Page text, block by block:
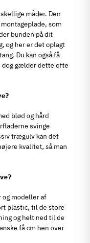
måder. Den
som
bunden på dit
og her er det oplagt
Du kan også få
dog gælder dette ofte
blød og hård
svinge
trægulv kan det
kvalitet, så man
og modeller af
plastic, til de store
og helt ned til de
få cm hen over